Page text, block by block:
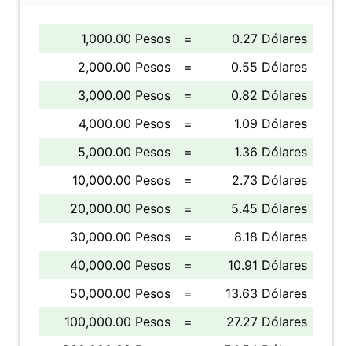
1,000.00 Pesos =
0.27 Dólares
2,000.00 Pesos
=
0.55 Dólares
3,000.00 Pesos
=
0.82 Dólares
4,000.00 Pesos
=
1.09 Dólares
5,000.00 Pesos
=
1.36 Dólares
10,000.00 Pesos
=
2.73 Dólares
20,000.00 Pesos
=
5.45 Dólares
30,000.00 Pesos
=
8.18 Dólares
40,000.00 Pesos
=
10.91 Dólares
50,000.00 Pesos
=
13.63 Dólares
100,000.00 Pesos
=
27.27 Dólares